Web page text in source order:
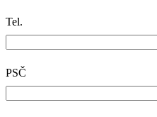
Tel.
PSČ